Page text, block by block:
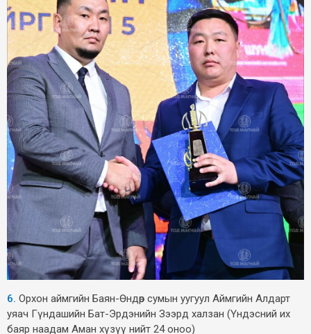
6. Орхон аймгийн Баян-Өндөр сумын уугуул Аймгийн Алдарт
уяач Гүндашийн Бат-Эрдэнийн Зээрд халзан (Үндэсний их
баяр наадам Аман хүзүү нийт 24 оноо)